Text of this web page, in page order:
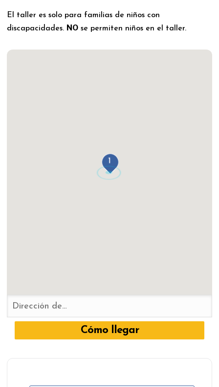
El taller es solo para familias de niños con
discapacidades. NO se permiten niños en el taller.
1